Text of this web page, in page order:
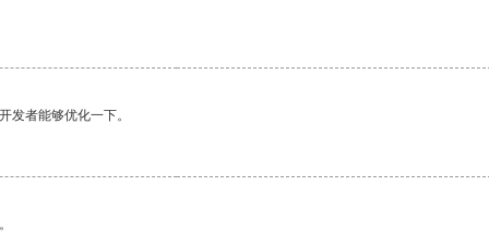
发者能够优化一下。